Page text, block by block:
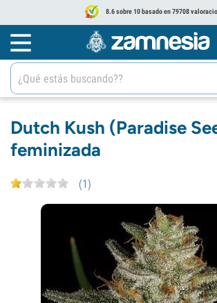
8.6 sobre 10 basado en 79708
Dutch Kush (Paradise
feminizada
(1)